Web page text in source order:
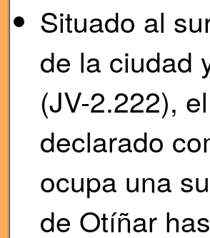
Situado al
de la ciudad
(JV-2.222),
declarado
ocupa una
de Otíñar